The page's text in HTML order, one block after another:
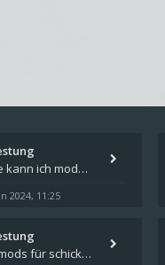
wollte fragen wie kann ich mods für das spiel schicksalsklinge in das spieleverzeichnis kopieren und in welches
2024, 11:25
wo kann ich die mods für schicksalsklinge dsa downloaden